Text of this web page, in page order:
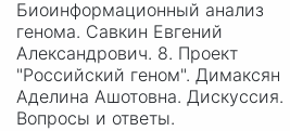
Биоинформационный анализ
генома. Савкин Евгений
Александрович. 8. Проект
"Российский геном". Димаксян
Аделина Ашотовна. Дискуссия.
Вопросы и ответы.